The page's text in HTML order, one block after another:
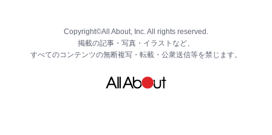
Copyright©All About, Inc. All rights reserved.
掲載の記事・写真・イラストなど、
すべてのコンテンツの無断複写・転載・公衆送信等を禁じます。